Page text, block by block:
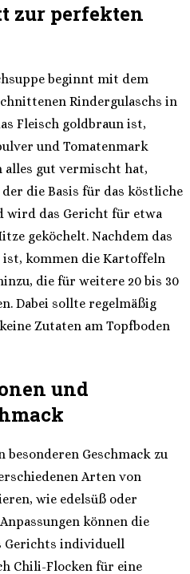
zur perfekten
beginnt mit dem
Rindergulaschs in
Fleisch goldbraun ist,
und Tomatenmark
alles gut vermischt hat,
die Basis für das köstliche
wird das Gericht für etwa
geköchelt. Nachdem das
ist, kommen die Kartoffeln
die für weitere 20 bis 30
Dabei sollte regelmäßig
Zutaten am Topfboden
und
besonderen Geschmack zu
Arten von
wie edelsüß oder
können die
Gerichts individuell
Chili-Flocken für eine